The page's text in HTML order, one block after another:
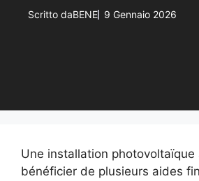
Scritto daBENE 9 Gennaio 2026
Une installation photovoltaïque
bénéficier de plusieurs aides